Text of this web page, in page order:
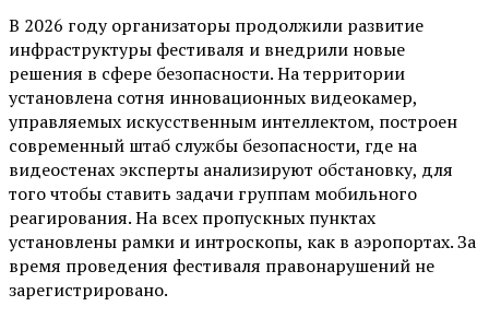
В 2026 году организаторы продолжили развитие
инфраструктуры фестиваля и внедрили новые
решения в сфере безопасности. На территории
установлена сотня инновационных видеокамер,
управляемых искусственным интеллектом, построен
современный штаб службы безопасности, где на
видеостенах эксперты анализируют обстановку, для
того чтобы ставить задачи группам мобильного
реагирования. На всех пропускных пунктах
установлены рамки и интроскопы, как в аэропортах. За
время проведения фестиваля правонарушений не
зарегистрировано.